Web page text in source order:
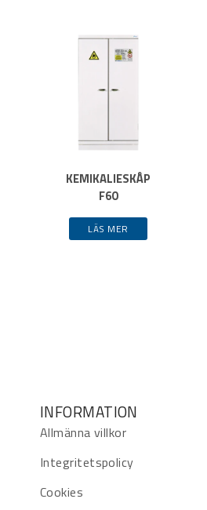
KEMIKALIESKÅP
F60
LÄS MER
INFORMATION
Allmänna villkor
Integritetspolicy
Cookies